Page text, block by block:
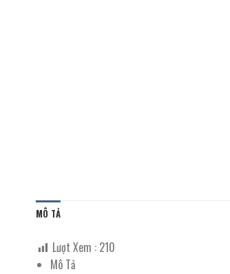
MÔ TẢ
Lượt Xem : 210
Mô Tả